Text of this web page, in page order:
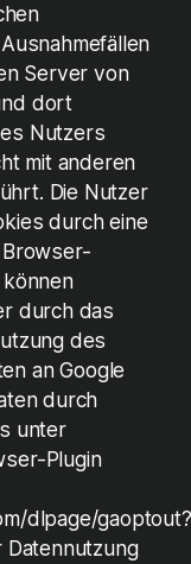
Server von
dort
Nutzers
mit anderen
Die Nutzer
durch eine
durch das
des
an Google
durch
unter
Plugin
dlpage/gaoptout?
Datennutzung